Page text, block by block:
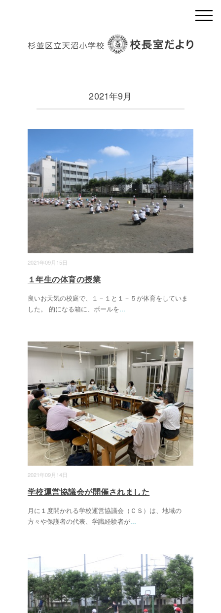
2021年9月
2021年09月15日
１年生の体育の授業
良いお天気の校庭で、１－１と１－５が体育をしていま
した。 的になる箱に、ボールを...
2021年09月14日
学校運営協議会が開催されました
月に１度開かれる学校運営協議会（ＣＳ）は、地域の
方々や保護者の代表、学識経験者が...